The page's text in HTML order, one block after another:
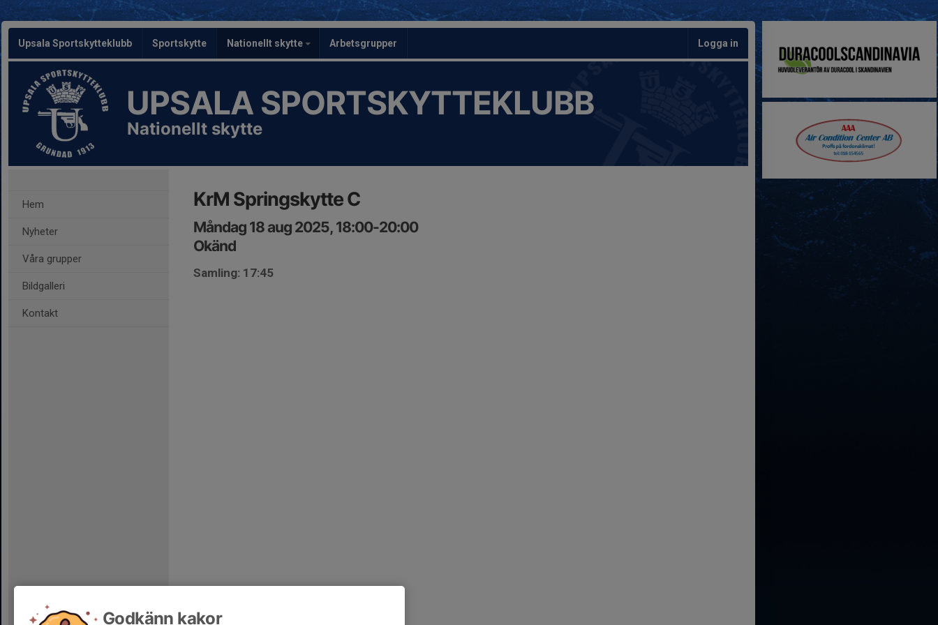
Upsala Sportskytteklubb Sportskytte Nationellt skytte Arbetsgrupper Logga in
UPSALA SPORTSKYTTEKLUBB
Nationellt skytte
Hem
Nyheter
Våra grupper
Bildgalleri
Kontakt
KrM Springskytte C
Måndag 18 aug 2025, 18:00-20:00
Okänd
Samling: 17:45
Godkänn kakor